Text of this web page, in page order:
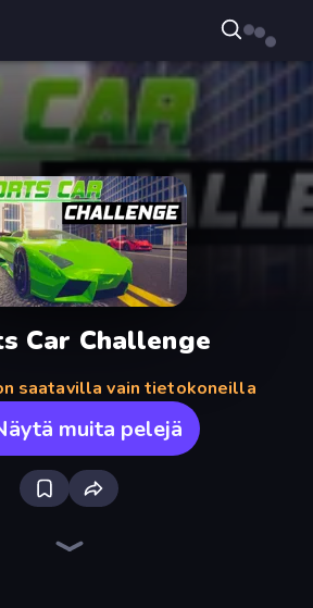
Car Challenge
saatavilla vain tietokoneilla
muita pelejä